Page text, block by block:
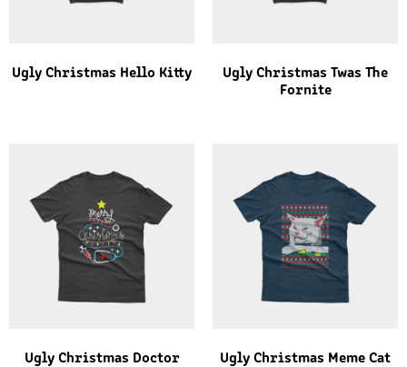
Ugly Christmas Hello Kitty
Ugly Christmas Twas The
Fornite
Ugly Christmas Doctor
Ugly Christmas Meme Cat